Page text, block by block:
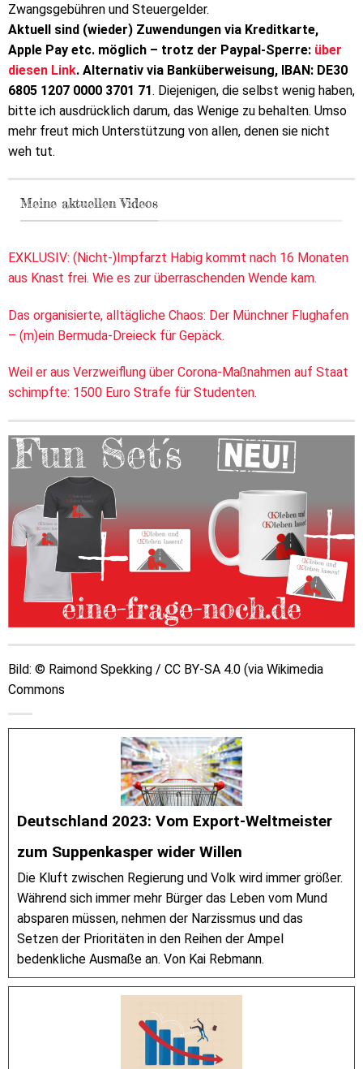
Zwangsgebühren und Steuergelder.
Aktuell sind (wieder) Zuwendungen via Kreditkarte,
Apple Pay etc. möglich – trotz der Paypal-Sperre: über
diesen Link. Alternativ via Banküberweisung, IBAN: DE30
6805 1207 0000 3701 71. Diejenigen, die selbst wenig haben,
bitte ich ausdrücklich darum, das Wenige zu behalten. Umso
mehr freut mich Unterstützung von allen, denen sie nicht
weh tut.
Meine aktuellen Videos
EXKLUSIV: (Nicht-)Impfarzt Habig kommt nach 16 Monaten
aus Knast frei. Wie es zur überraschenden Wende kam.
Das organisierte, alltägliche Chaos: Der Münchner Flughafen
– (m)ein Bermuda-Dreieck für Gepäck.
Weil er aus Verzweiflung über Corona-Maßnahmen auf Staat
schimpfte: 1500 Euro Strafe für Studenten.
Bild: © Raimond Spekking / CC BY-SA 4.0 (via Wikimedia
Commons
Deutschland 2023: Vom Export-Weltmeister
zum Suppenkasper wider Willen
Die Kluft zwischen Regierung und Volk wird immer größer.
Während sich immer mehr Bürger das Leben vom Mund
absparen müssen, nehmen der Narzissmus und das
Setzen der Prioritäten in den Reihen der Ampel
bedenkliche Ausmaße an. Von Kai Rebmann.